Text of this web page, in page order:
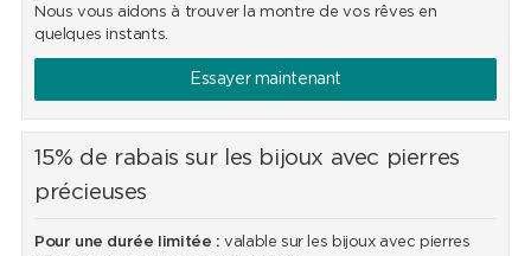
Nous vous aidons à trouver la montre de vos rêves en
quelques instants.
Essayer maintenant
15% de rabais sur les bijoux avec pierres
précieuses
Pour une durée limitée : valable sur les bijoux avec pierres